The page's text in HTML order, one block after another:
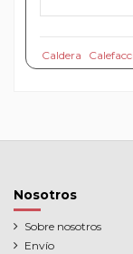
Caldera
Nosotros
Sobre nosotros
Envío